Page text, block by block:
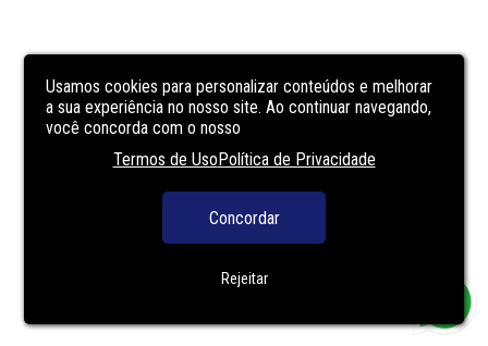
Usamos cookies para personalizar conteúdos e melhorar
a sua experiência no nosso site. Ao continuar navegando,
você concorda com o nosso
Termos de UsoPolítica de Privacidade
Concordar
Rejeitar